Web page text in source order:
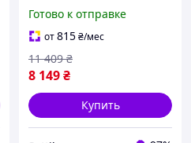
PS-11107
Готово к отправке
от815₴/мес
8 149₴
11 409 ₴
Купить